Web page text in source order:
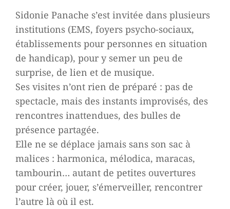
Sidonie Panache s’est invitée dans plusieurs
institutions (EMS, foyers psycho-sociaux,
établissements pour personnes en situation
de handicap), pour y semer un peu de
surprise, de lien et de musique.
Ses visites n’ont rien de préparé : pas de
spectacle, mais des instants improvisés, des
rencontres inattendues, des bulles de
présence partagée.
Elle ne se déplace jamais sans son sac à
malices : harmonica, mélodica, maracas,
tambourin… autant de petites ouvertures
pour créer, jouer, s’émerveiller, rencontrer
l’autre là où il est.